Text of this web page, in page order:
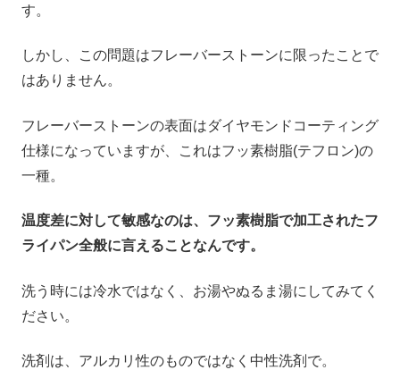
す。
しかし、この問題はフレーバーストーンに限ったことで
はありません。
フレーバーストーンの表面はダイヤモンドコーティング
仕様になっていますが、これはフッ素樹脂(テフロン)の
一種。
温度差に対して敏感なのは、フッ素樹脂で加工されたフ
ライパン全般に言えることなんです。
洗う時には冷水ではなく、お湯やぬるま湯にしてみてく
ださい。
洗剤は、アルカリ性のものではなく中性洗剤で。